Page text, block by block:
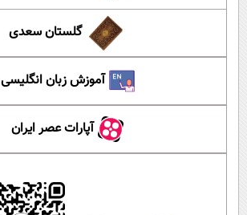
گلستان سعدی
آموزش زبان انگلیسی
آپارات عصر ایران